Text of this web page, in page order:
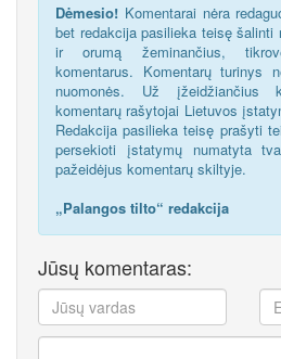
Dėmesio! Komentarai nėra
bet redakcija pasilieka teisę šalinti
ir orumą žeminančius,
komentarus. Komentarų turinys
nuomonės. Už įžeidžiančius
komentarų rašytojai Lietuvos
Redakcija pasilieka teisę prašyti
persekioti įstatymų numatyta
pažeidėjus komentarų skiltyje.
„Palangos tilto“ redakcija
Jūsų komentaras: